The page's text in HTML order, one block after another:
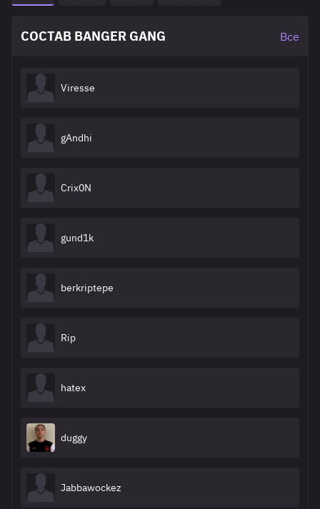
СОСТАВ BANGER GANG Все
Viresse
gAndhi
Crix0N
gund1k
berkriptepe
Rip
hatex
duggy
Jabbawockez